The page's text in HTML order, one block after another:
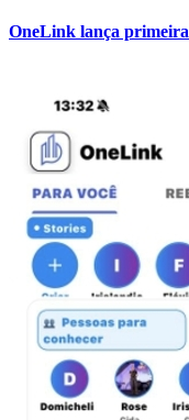
Vitória
OneLink lança